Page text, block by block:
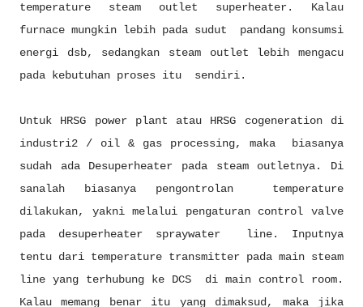
temperature steam outlet superheater. Kalau
furnace mungkin lebih pada sudut pandang konsumsi
energi dsb, sedangkan steam outlet lebih mengacu
pada kebutuhan proses itu sendiri.
Untuk HRSG power plant atau HRSG cogeneration di
industri2 / oil & gas processing, maka biasanya
sudah ada Desuperheater pada steam outletnya. Di
sanalah biasanya pengontrolan temperature
dilakukan, yakni melalui pengaturan control valve
pada desuperheater spraywater line. Inputnya
tentu dari temperature transmitter pada main steam
line yang terhubung ke DCS di main control room.
Kalau memang benar itu yang dimaksud, maka jika